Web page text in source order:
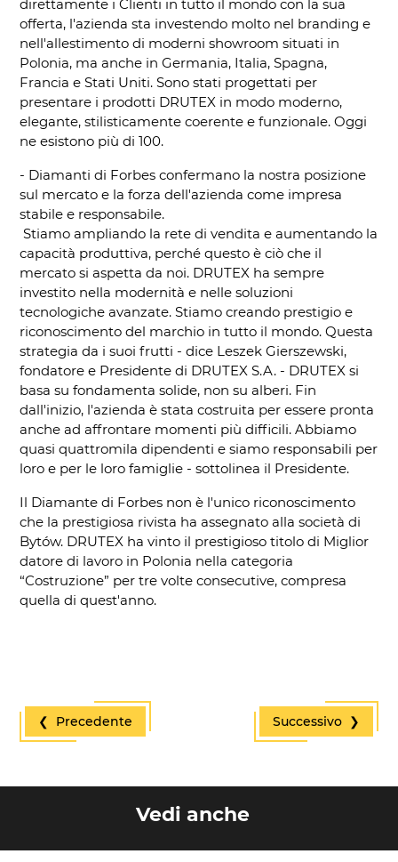
direttamente i Clienti in tutto il mondo con la sua
offerta, l'azienda sta investendo molto nel branding e
nell'allestimento di moderni showroom situati in
Polonia, ma anche in Germania, Italia, Spagna,
Francia e Stati Uniti. Sono stati progettati per
presentare i prodotti DRUTEX in modo moderno,
elegante, stilisticamente coerente e funzionale. Oggi
ne esistono più di 100.
- Diamanti di Forbes confermano la nostra posizione
sul mercato e la forza dell'azienda come impresa
stabile e responsabile.
Stiamo ampliando la rete di vendita e aumentando la
capacità produttiva, perché questo è ciò che il
mercato si aspetta da noi. DRUTEX ha sempre
investito nella modernità e nelle soluzioni
tecnologiche avanzate. Stiamo creando prestigio e
riconoscimento del marchio in tutto il mondo. Questa
strategia da i suoi frutti - dice Leszek Gierszewski,
fondatore e Presidente di DRUTEX S.A. - DRUTEX si
basa su fondamenta solide, non su alberi. Fin
dall'inizio, l'azienda è stata costruita per essere pronta
anche ad affrontare momenti più difficili. Abbiamo
quasi quattromila dipendenti e siamo responsabili per
loro e per le loro famiglie - sottolinea il Presidente.
Il Diamante di Forbes non è l'unico riconoscimento
che la prestigiosa rivista ha assegnato alla società di
Bytów. DRUTEX ha vinto il prestigioso titolo di Miglior
datore di lavoro in Polonia nella categoria
“Costruzione” per tre volte consecutive, compresa
quella di quest'anno.
❮ Precedente Successivo ❯
Vedi anche